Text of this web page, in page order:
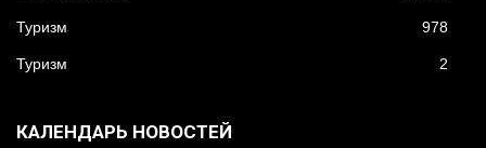
Туризм 978
Туризм 2
КАЛЕНДАРЬ НОВОСТЕЙ